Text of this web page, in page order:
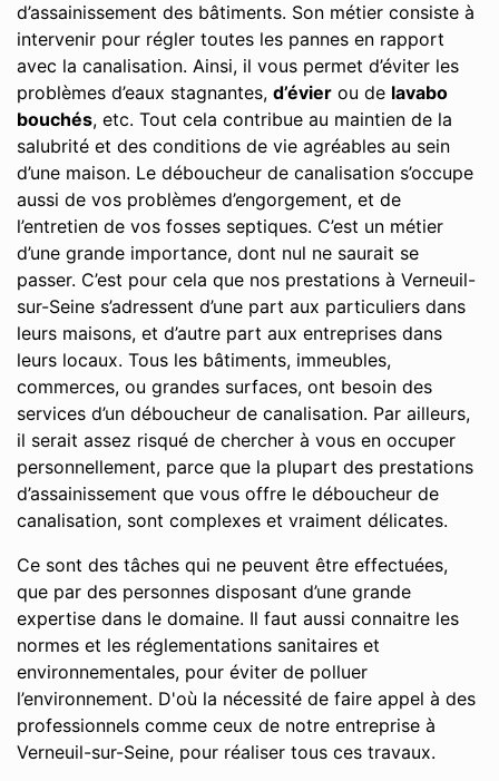
d’assainissement des bâtiments. Son métier consiste à
intervenir pour régler toutes les pannes en rapport
avec la canalisation. Ainsi, il vous permet d’éviter les
problèmes d’eaux stagnantes, d’évier ou de lavabo
bouchés, etc. Tout cela contribue au maintien de la
salubrité et des conditions de vie agréables au sein
d’une maison. Le déboucheur de canalisation s’occupe
aussi de vos problèmes d’engorgement, et de
l’entretien de vos fosses septiques. C’est un métier
d’une grande importance, dont nul ne saurait se
passer. C’est pour cela que nos prestations à Verneuil-
sur-Seine s’adressent d’une part aux particuliers dans
leurs maisons, et d’autre part aux entreprises dans
leurs locaux. Tous les bâtiments, immeubles,
commerces, ou grandes surfaces, ont besoin des
services d’un déboucheur de canalisation. Par ailleurs,
il serait assez risqué de chercher à vous en occuper
personnellement, parce que la plupart des prestations
d’assainissement que vous offre le déboucheur de
canalisation, sont complexes et vraiment délicates.
Ce sont des tâches qui ne peuvent être effectuées,
que par des personnes disposant d’une grande
expertise dans le domaine. Il faut aussi connaitre les
normes et les réglementations sanitaires et
environnementales, pour éviter de polluer
l’environnement. D'où la nécessité de faire appel à des
professionnels comme ceux de notre entreprise à
Verneuil-sur-Seine, pour réaliser tous ces travaux.